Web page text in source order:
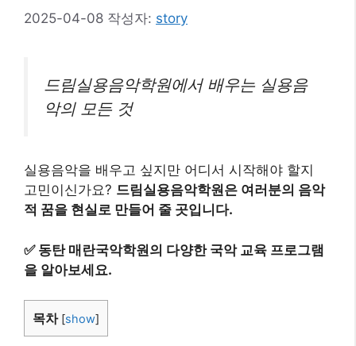
2025-04-08 작성자: story
드림실용음악학원에서 배우는 실용음
악의 모든 것
실용음악을 배우고 싶지만 어디서 시작해야 할지
고민이신가요? 드림실용음악학원은 여러분의 음악
적 꿈을 현실로 만들어 줄 곳입니다.
✅ 동탄 매란국악학원의 다양한 국악 교육 프로그램
을 알아보세요.
목차 [show]